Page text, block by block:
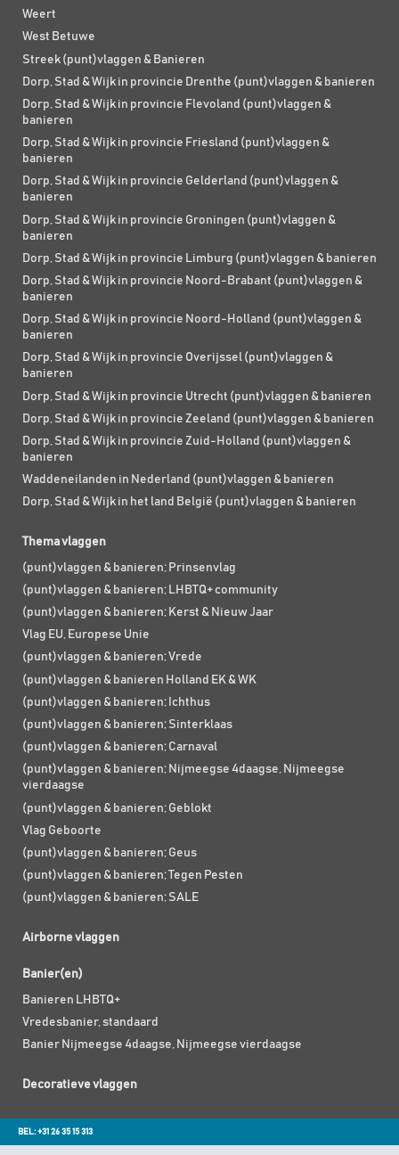
Weert
West Betuwe
Streek (punt)vlaggen & Banieren
Dorp, Stad & Wijk in provincie Drenthe (punt)vlaggen & banieren
Dorp, Stad & Wijk in provincie Flevoland (punt)vlaggen &
banieren
Dorp, Stad & Wijk in provincie Friesland (punt)vlaggen &
banieren
Dorp, Stad & Wijk in provincie Gelderland (punt)vlaggen &
banieren
Dorp, Stad & Wijk in provincie Groningen (punt)vlaggen &
banieren
Dorp, Stad & Wijk in provincie Limburg (punt)vlaggen & banieren
Dorp, Stad & Wijk in provincie Noord-Brabant (punt)vlaggen &
banieren
Dorp, Stad & Wijk in provincie Noord-Holland (punt)vlaggen &
banieren
Dorp, Stad & Wijk in provincie Overijssel (punt)vlaggen &
banieren
Dorp, Stad & Wijk in provincie Utrecht (punt)vlaggen & banieren
Dorp, Stad & Wijk in provincie Zeeland (punt)vlaggen & banieren
Dorp, Stad & Wijk in provincie Zuid-Holland (punt)vlaggen &
banieren
Waddeneilanden in Nederland (punt)vlaggen & banieren
Dorp, Stad & Wijk in het land België (punt)vlaggen & banieren
Thema vlaggen
(punt)vlaggen & banieren; Prinsenvlag
(punt)vlaggen & banieren; LHBTQ+ community
(punt)vlaggen & banieren; Kerst & Nieuw Jaar
Vlag EU, Europese Unie
(punt)vlaggen & banieren; Vrede
(punt)vlaggen & banieren Holland EK & WK
(punt)vlaggen & banieren; Ichthus
(punt)vlaggen & banieren; Sinterklaas
(punt)vlaggen & banieren; Carnaval
(punt)vlaggen & banieren; Nijmeegse 4daagse, Nijmeegse
vierdaagse
(punt)vlaggen & banieren; Geblokt
Vlag Geboorte
(punt)vlaggen & banieren; Geus
(punt)vlaggen & banieren; Tegen Pesten
(punt)vlaggen & banieren; SALE
Airborne vlaggen
Banier(en)
Banieren LHBTQ+
Vredesbanier, standaard
Banier Nijmeegse 4daagse, Nijmeegse vierdaagse
Decoratieve vlaggen
BEL: +31 26 35 15 313